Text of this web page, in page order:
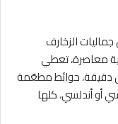
الزخارف
معاصرة، تعطي
دقيقة، حوائط مطعّمة
أو أندلسي، كلها